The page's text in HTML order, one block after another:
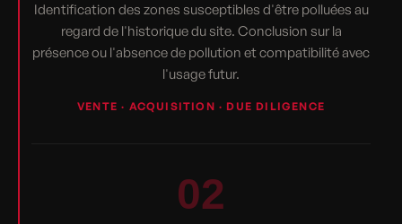
Identification des zones susceptibles d'être polluées au
regard de l'historique du site. Conclusion sur la
présence ou l'absence de pollution et compatibilité avec
l'usage futur.
VENTE · ACQUISITION · DUE DILIGENCE
02